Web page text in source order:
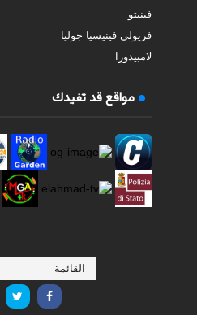
فينيتو
فريولي فينيسيا جوليا
لامبيدوزا
مواقع قد تفيدك